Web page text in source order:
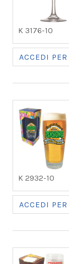
K 3176-10
ACCEDI
K 2932-10
ACCEDI